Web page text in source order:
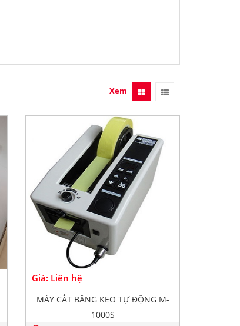
Xem
Giá: Liên hệ
MÁY CẮT BĂNG KEO TỰ ĐỘNG M-
1000S